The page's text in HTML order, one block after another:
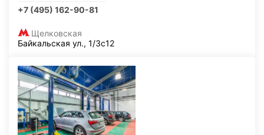
+7 (495) 162-90-81
Щелковская
Байкальская ул., 1/3с12